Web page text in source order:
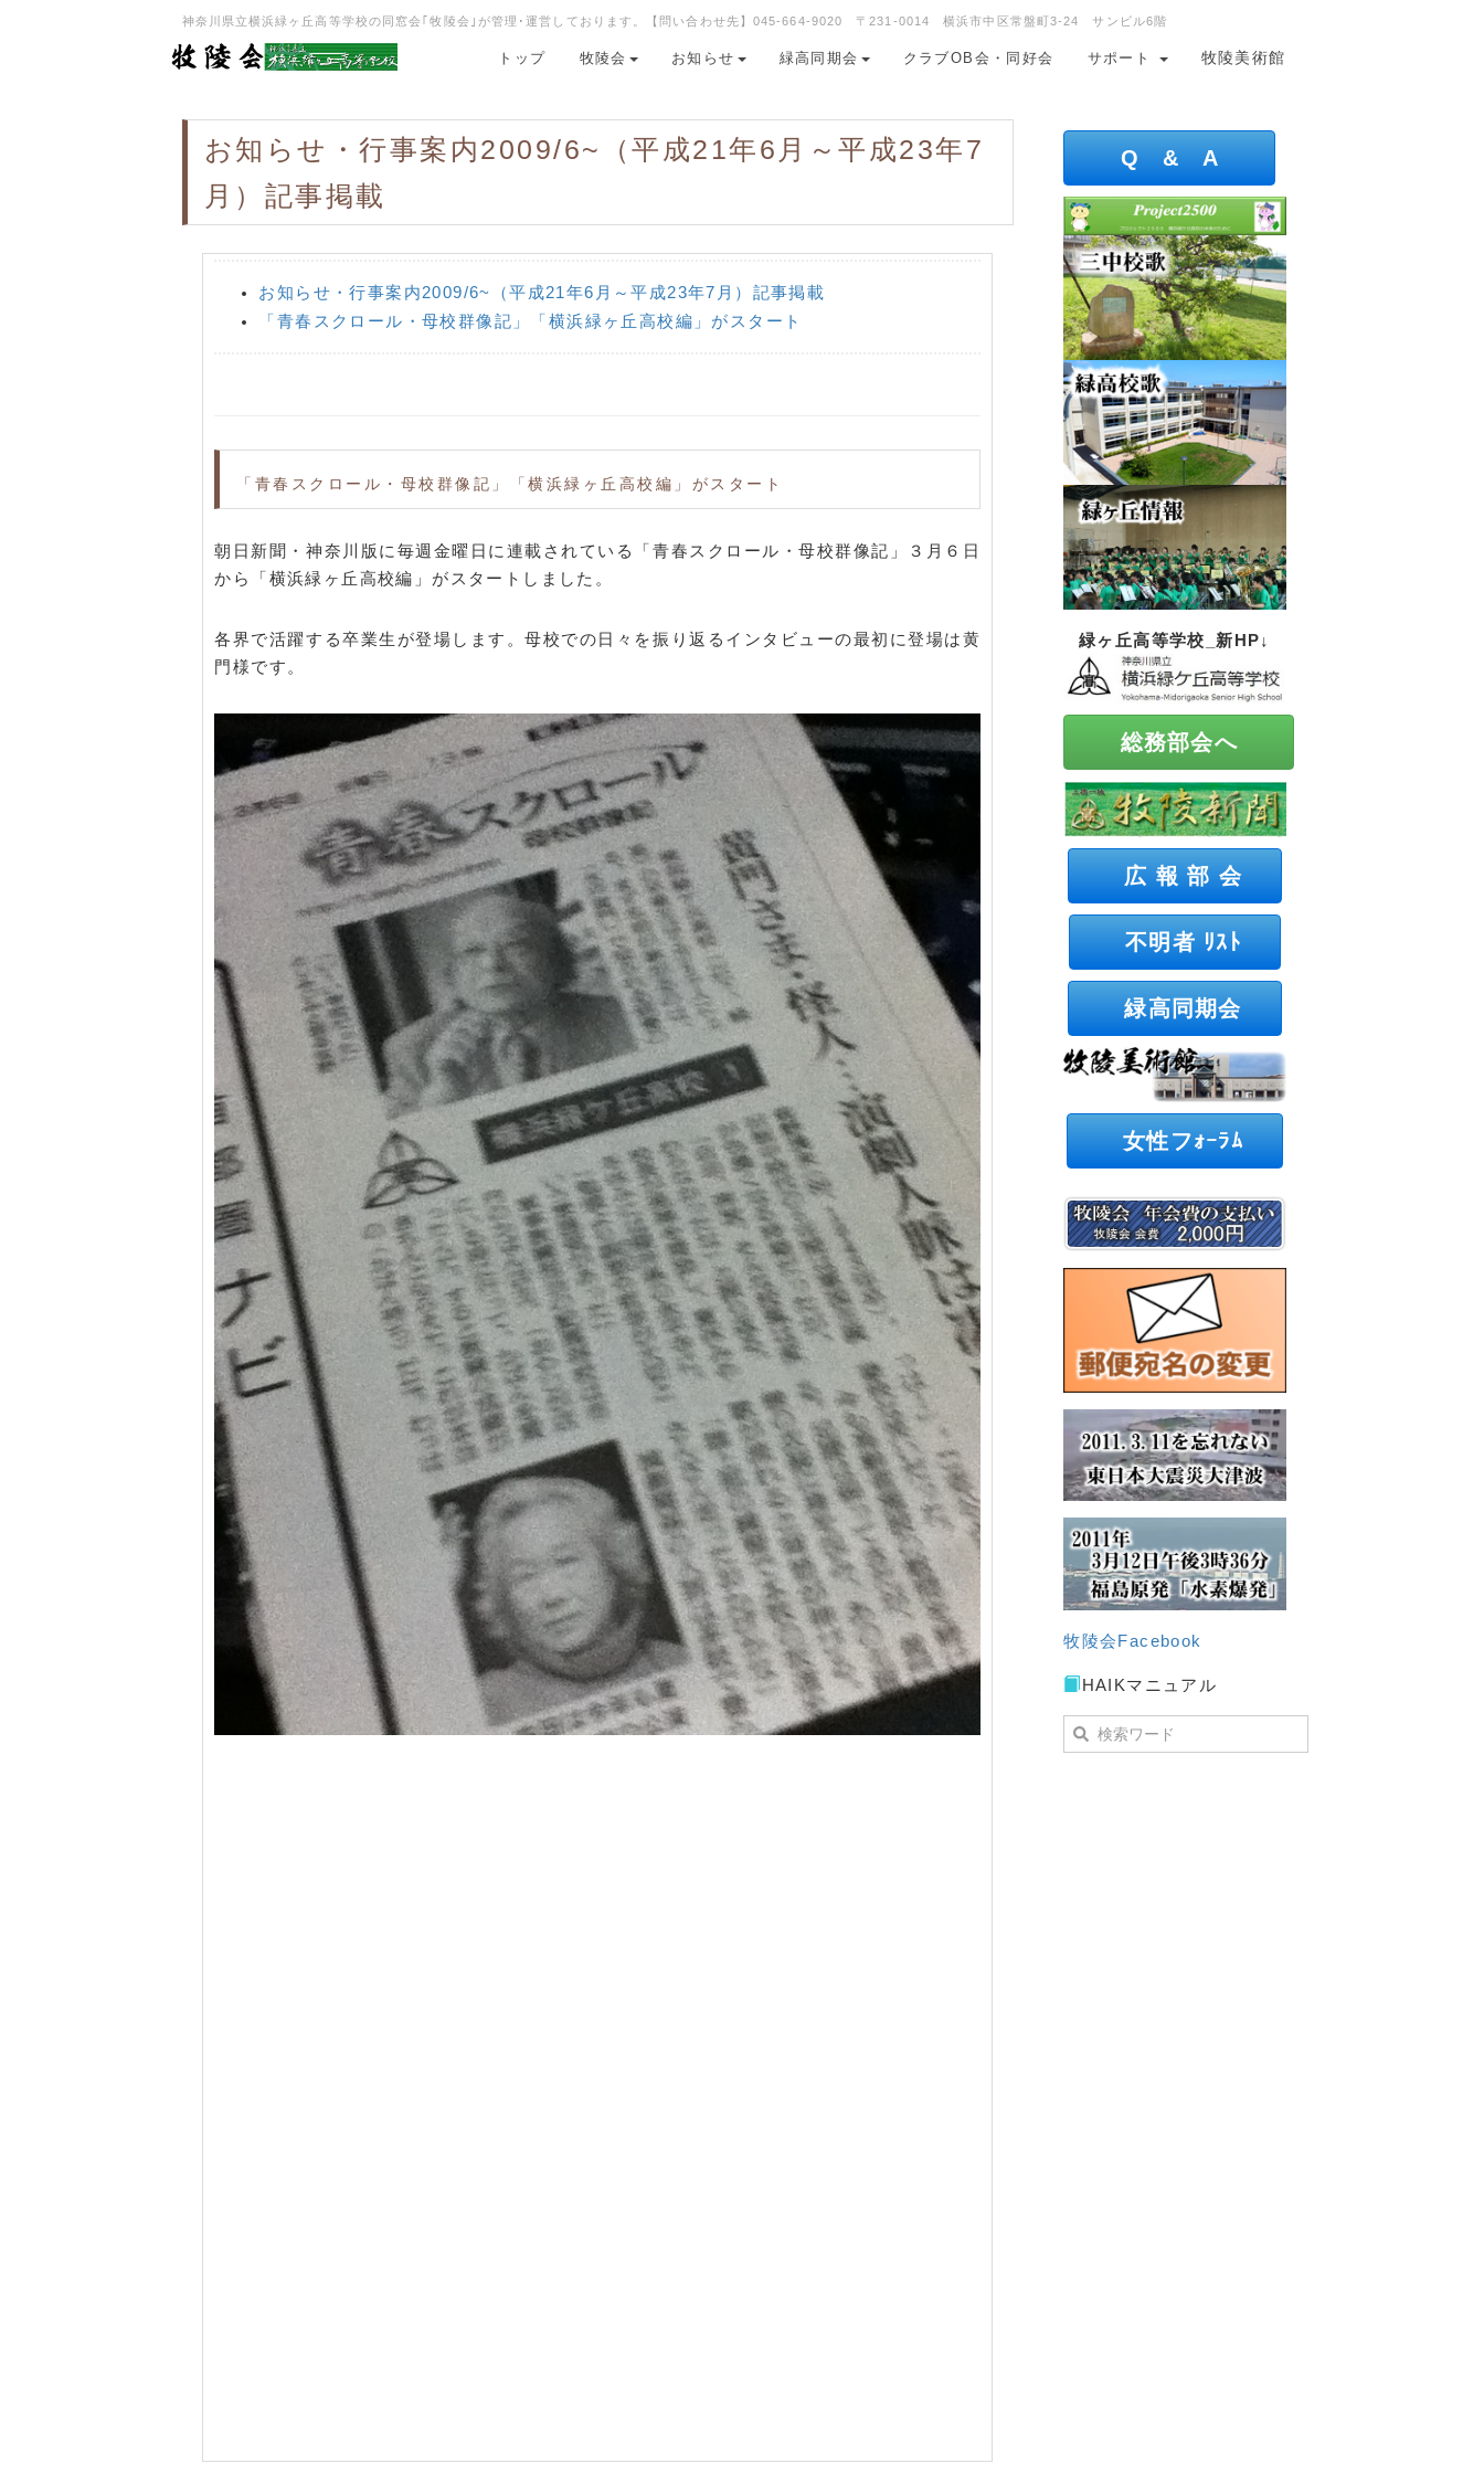
神奈川県立横浜緑ヶ丘高等学校の同窓会｢牧陵会｣が管理･運営しております。【問い合わせ先】045-664-9020 〒231-0014 横浜市中区常盤町3-24 サンビル6階
トップ 牧陵会 お知らせ 緑高同期会 クラブOB会・同好会 サポート 牧陵美術館
お知らせ・行事案内2009/6~（平成21年6月～平成23年7
月）記事掲載
お知らせ・行事案内2009/6~（平成21年6月～平成23年7月）記事掲載
「青春スクロール・母校群像記」「横浜緑ヶ丘高校編」がスタート
「青春スクロール・母校群像記」「横浜緑ヶ丘高校編」がスタート
朝日新聞・神奈川版に毎週金曜日に連載されている「青春スクロール・母校群像記」３月６日
から「横浜緑ヶ丘高校編」がスタートしました。
各界で活躍する卒業生が登場します。母校での日々を振り返るインタビューの最初に登場は黄
門様です。
Q & A
緑ヶ丘高等学校_新HP↓
総務部会へ
広 報 部 会
不明者 ﾘｽﾄ
緑高同期会
女性フｫｰﾗﾑ
牧陵会Facebook
HAIKマニュアル